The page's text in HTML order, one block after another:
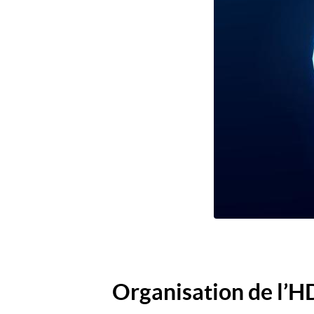
Titre
Organisation de